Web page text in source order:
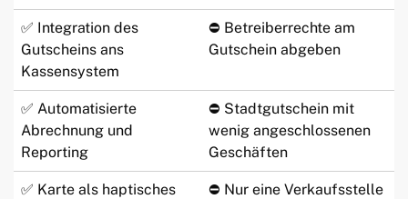
✅ Integration des
Gutscheins ans
Kassensystem
⛔ Betreiberrechte am
Gutschein abgeben
✅ Automatisierte
Abrechnung und
Reporting
⛔ Stadtgutschein mit
wenig angeschlossenen
Geschäften
✅ Karte als haptisches
⛔ Nur eine Verkaufsstelle